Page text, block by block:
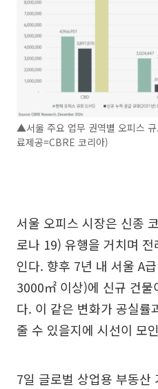
▲서울 주요 업무 권역별 오피스
료제공=CBRE 코리아)
서울 오피스 시장은 신종
로나 19) 유행을 거치며
인다. 향후 7년 내 서울 A
3000㎡ 이상)에 신규 건물
다. 이 같은 변화가 공실률
줄 수 있을지에 시선이 모
7일 글로벌 상업용 부동산